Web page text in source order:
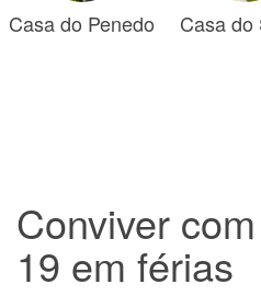
Casa do Penedo Casa do
Conviver
19 em férias